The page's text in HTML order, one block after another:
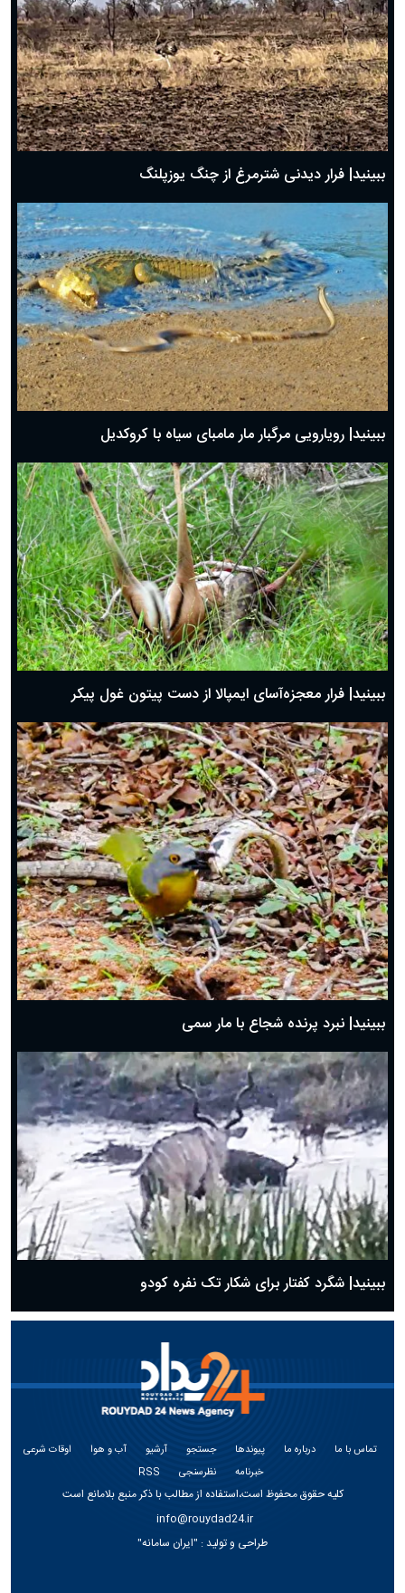
ببینید| فرار دیدنی شترمرغ از چنگ یوزپلنگ
ببینید| رویارویی مرگبار مار مامبای سیاه با کروکدیل
ببینید| فرار معجزه‌آسای ایمپالا از دست پیتون غول پیکر
ببینید| نبرد پرنده شجاع با مار سمی
ببینید| شگرد کفتار برای شکار تک نفره کودو
تماس با ما درباره ما پیوندها جستجو آرشیو آب و هوا
اوقات شرعی
خبرنامه
نظرسنجی RSS
کلیه حقوق محفوظ است،استفاده از مطالب با ذکر منبع بلامانع است
info@rouydad24.ir
طراحی و تولید : "ایران سامانه"